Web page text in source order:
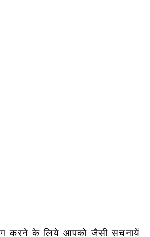
करने के लिये आपको जैसी सचनायें